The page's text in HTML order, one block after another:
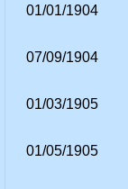
01/01/1904
07/09/1904
01/03/1905
01/05/1905